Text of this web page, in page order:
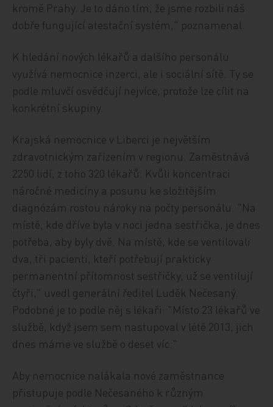
kromě Prahy. Je to dáno tím, že jsme rozbili náš
dobře fungující atestační systém," poznamenal.
K hledání nových lékařů a dalšího personálu
využívá nemocnice inzerci, ale i sociální sítě. Ty se
podle mluvčí osvědčují nejvíce, protože lze cílit na
konkrétní skupiny.
Krajská nemocnice v Liberci je největším
zdravotnickým zařízením v regionu. Zaměstnává
2250 lidí, z toho 320 lékařů. Kvůli koncentraci
náročné medicíny a posunu ke složitějším
diagnózám rostou nároky na počty personálu. "Na
místě, kde dříve byla v noci jedna sestřička, je dnes
potřeba, aby byly dvě. Na místě, kde se ventilovali
dva, tři pacienti, kteří potřebují prakticky
permanentní přítomnost sestřičky, už se ventilují
čtyři," uvedl generální ředitel Luděk Nečesaný.
Podobné je to podle něj s lékaři: "Místo 23 lékařů ve
službě, když jsem sem nastupoval v létě 2013, jich
dnes máme ve službě o deset víc."
Aby nemocnice nalákala nové zaměstnance
přistupuje podle Nečesaného k různým